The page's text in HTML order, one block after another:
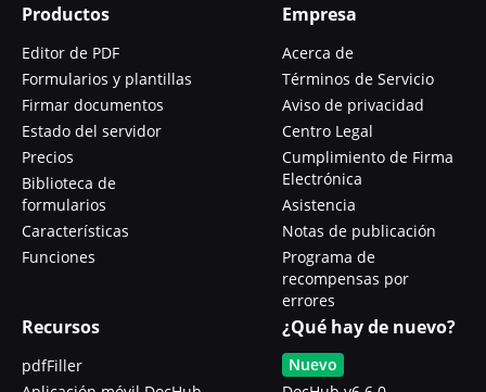
Productos
Editor de PDF
Formularios y plantillas
Firmar documentos
Estado del servidor
Precios
Biblioteca de
formularios
Características
Funciones
Empresa
Acerca de
Términos de Servicio
Aviso de privacidad
Centro Legal
Cumplimiento de Firma
Electrónica
Asistencia
Notas de publicación
Programa de
recompensas por
errores
Recursos
pdfFiller
¿Qué hay de nuevo?
Nuevo